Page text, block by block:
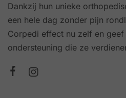
Dankzij hun unieke
een hele dag zonder pijn
Corpedi effect nu zelf en
ondersteuning die ze